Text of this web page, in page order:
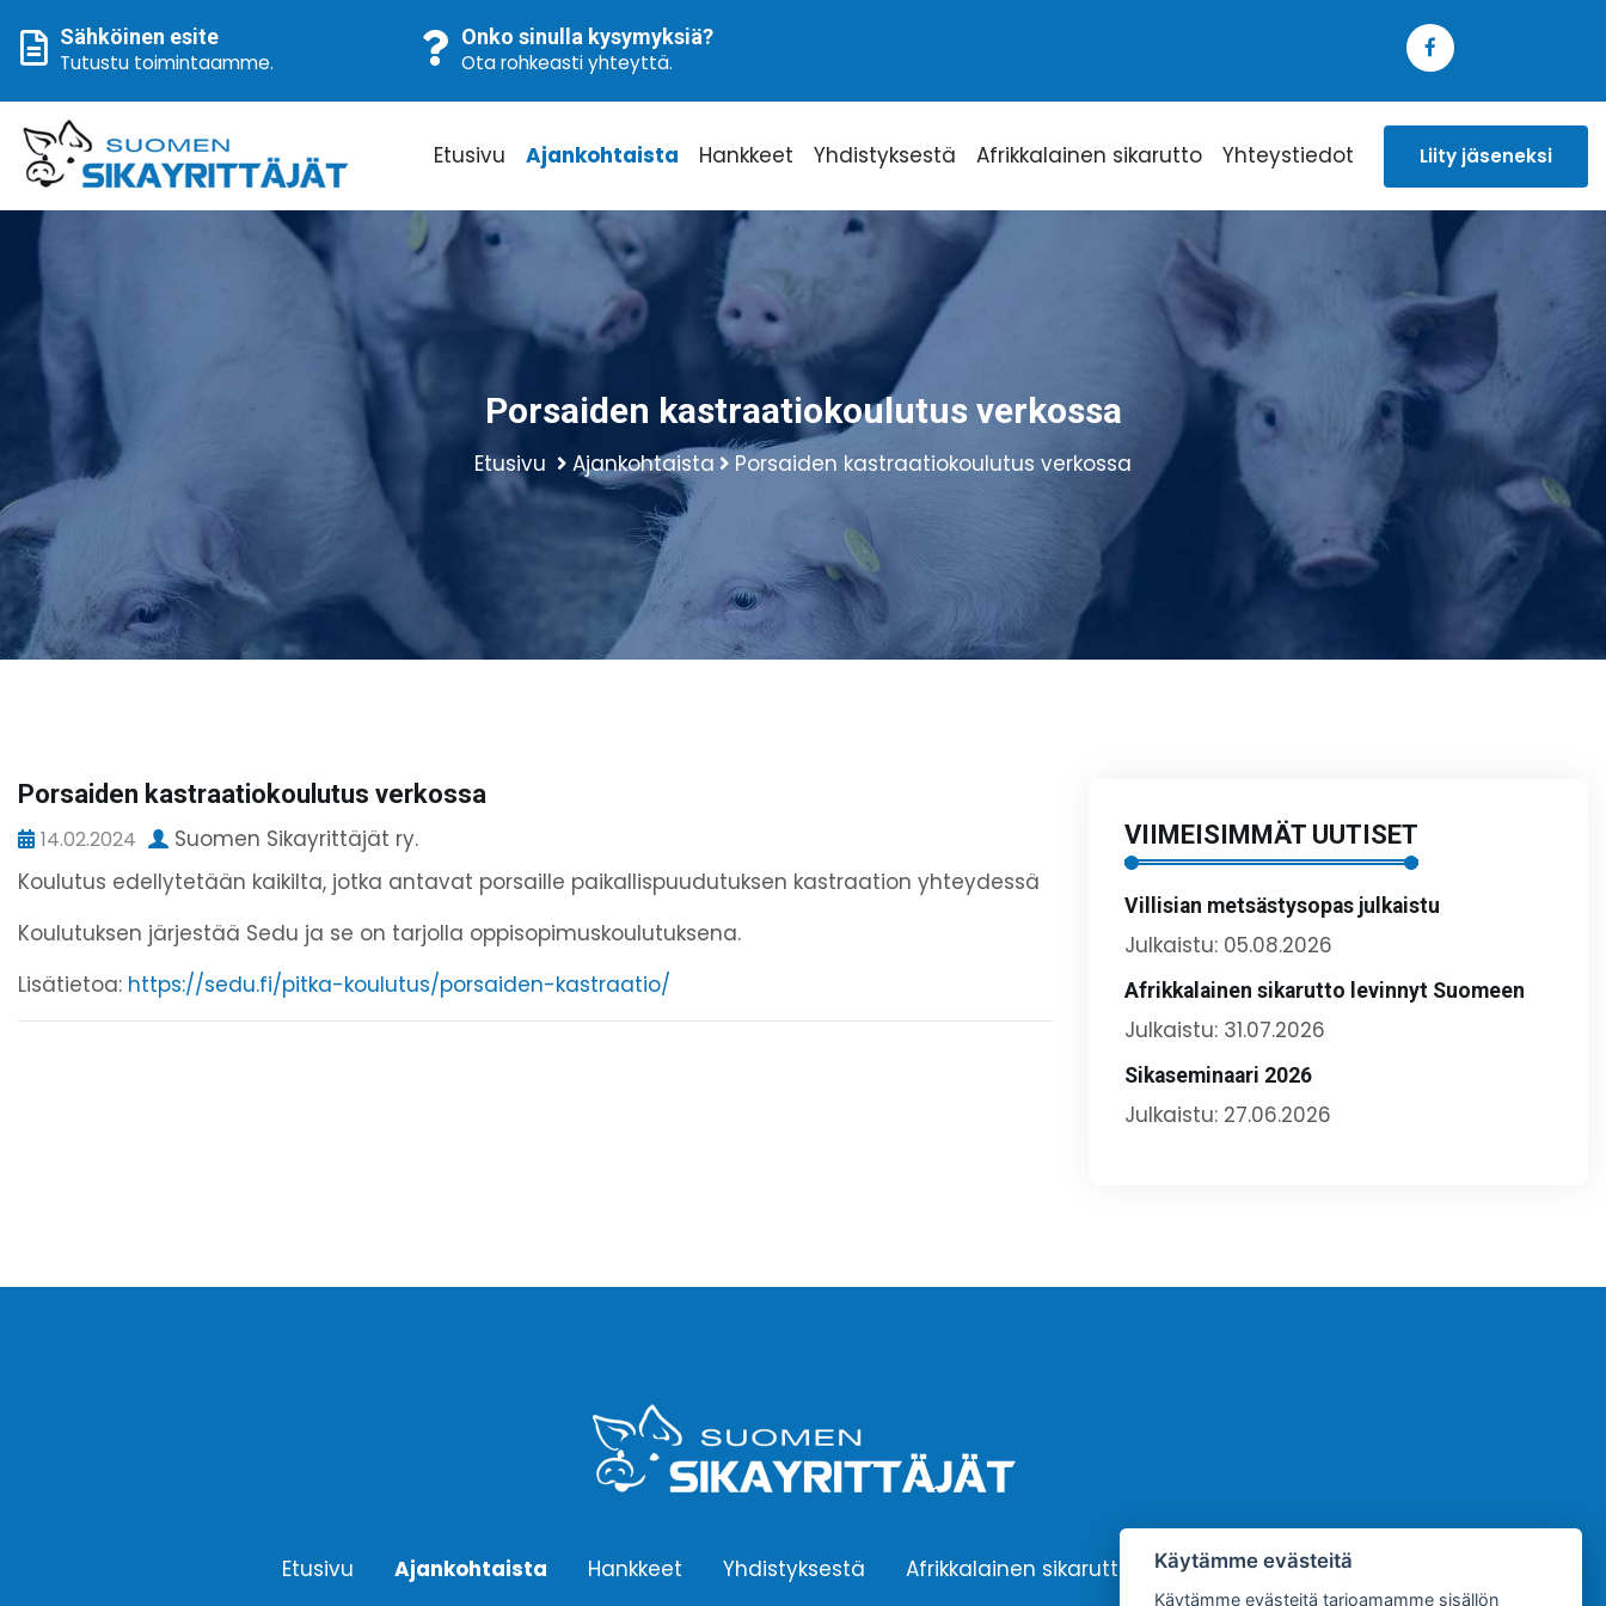
Sähköinen esite
Tutustu toimintaamme.
Onko sinulla kysymyksiä?
Ota rohkeasti yhteyttä.
Etusivu Ajankohtaista Hankkeet Yhdistyksestä Afrikkalainen sikarutto Yhteystiedot Liity jäseneksi
Porsaiden kastraatiokoulutus verkossa
Etusivu Ajankohtaista Porsaiden kastraatiokoulutus verkossa
Porsaiden kastraatiokoulutus verkossa
14.02.2024
Suomen Sikayrittäjät ry.
Koulutus edellytetään kaikilta, jotka antavat porsaille paikallispuudutuksen kastraation yhteydessä
Koulutuksen järjestää Sedu ja se on tarjolla oppisopimuskoulutuksena.
Lisätietoa: https://sedu.fi/pitka-koulutus/porsaiden-kastraatio/
VIIMEISIMMÄT UUTISET
Villisian metsästysopas julkaistu
Julkaistu: 05.08.2026
Afrikkalainen sikarutto levinnyt Suomeen
Julkaistu: 31.07.2026
Sikaseminaari 2026
Julkaistu: 27.06.2026
Etusivu Ajankohtaista Hankkeet Yhdistyksestä Afrikkalainen sikarutto Yhteystiedot
Käytämme evästeitä
Käytämme evästeitä tarjoamamme sisällön